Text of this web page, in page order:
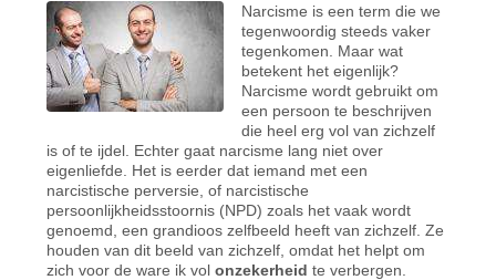
Narcisme is een term die we
tegenwoordig steeds vaker
tegenkomen. Maar wat
betekent het eigenlijk?
Narcisme wordt gebruikt om
een persoon te beschrijven
die heel erg vol van zichzelf
is of te ijdel. Echter gaat narcisme lang niet over
eigenliefde. Het is eerder dat iemand met een
narcistische perversie, of narcistische
persoonlijkheidsstoornis (NPD) zoals het vaak wordt
genoemd, een grandioos zelfbeeld heeft van zichzelf. Ze
houden van dit beeld van zichzelf, omdat het helpt om
zich voor de ware ik volonzekerheidte verbergen.